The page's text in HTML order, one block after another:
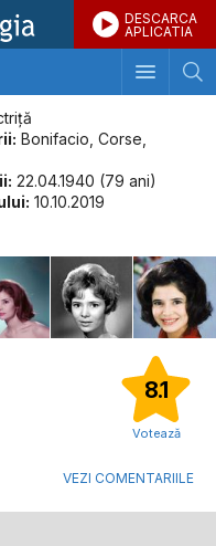
DESCARCA
APLICATIA
Bonifacio, Corse,
22.04.1940 (79 ani)
10.10.2019
8.1
Votează
VEZI COMENTARIILE